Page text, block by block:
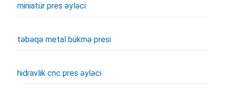
miniatür pres əyləci
təbəqə metal bükmə presi
hidravlik cnc pres əyləci